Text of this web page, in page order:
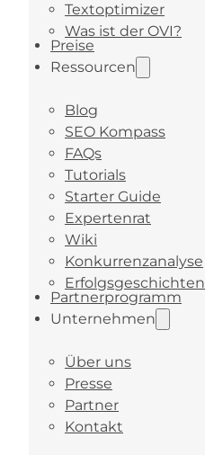
Textoptimizer
Was ist der OVI?
Preise
Ressourcen
Blog
SEO Kompass
FAQs
Tutorials
Starter Guide
Expertenrat
Wiki
Konkurrenzanalyse
Erfolgsgeschichten
Partnerprogramm
Unternehmen
Über uns
Presse
Partner
Kontakt